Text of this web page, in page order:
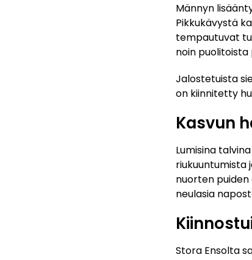
Männyn
Pikkukävystä
tempautuvat
noin
Jalostetuista
on kiinnitetty
Kasvun
Lumisina
riukuuntumista
nuorten
neulasia
Stora Ensolta